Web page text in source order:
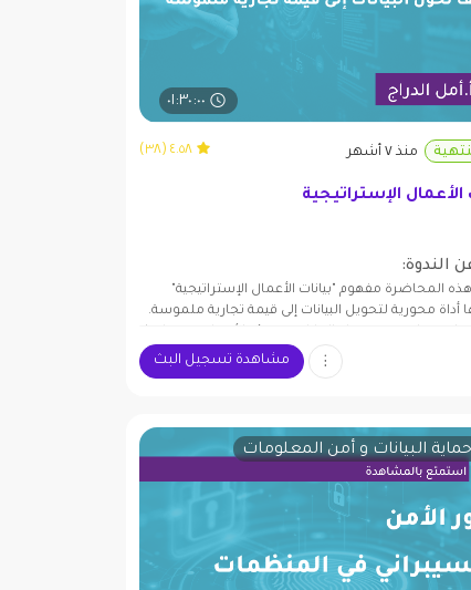
٠١:٣٠:٠٠
منذ ٧ أشهر ٤.٥٨ (٣٨)
الأعمال الإستراتيجية
الندوة:
هذه المحاضرة مفهوم "بيانات الأعمال الإستراتيجية"
أداة محورية لتحويل البيانات إلى قيمة تجارية ملموسة.
النماذج التجارية المدعومة بالبيانات، تُبرز المحاضرة
الفاعلة وثقافة البيانات في تعزيز اتخاذ القرار. كما
مشاهدة تسجيل البث
حماية البيانات و أمن المعلومات